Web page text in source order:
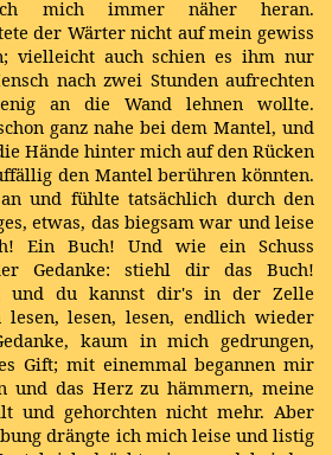
mich immer näher heran.
der Wärter nicht auf mein gewiss
vielleicht auch schien es ihm nur
nach zwei Stunden aufrechten
an die Wand lehnen wollte.
ganz nahe bei dem Mantel, und
Hände hinter mich auf den Rücken
den Mantel berühren könnten.
und fühlte tatsächlich durch den
etwas, das biegsam war und leise
Ein Buch! Und wie ein Schuss
Gedanke: stiehl dir das Buch!
und du kannst dir's in der Zelle
lesen, lesen, lesen, endlich wieder
kaum in mich gedrungen,
Gift; mit einemmal begannen mir
und das Herz zu hämmern, meine
und gehorchten nicht mehr. Aber
drängte ich mich leise und listig